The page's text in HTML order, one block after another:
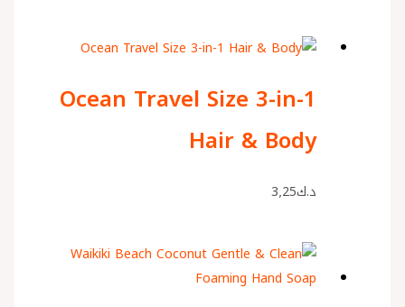
Ocean Travel Size 3-in-1
Hair & Body
د.ك3٫25